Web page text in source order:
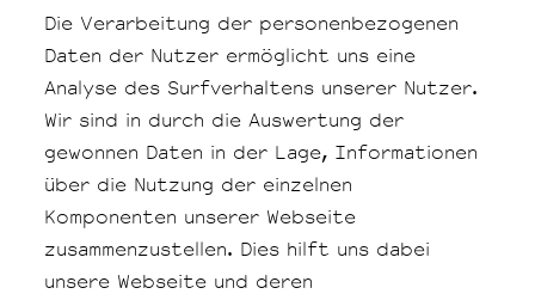
Die Verarbeitung der personenbezogenen
Daten der Nutzer ermöglicht uns eine
Analyse des Surfverhaltens unserer Nutzer.
Wir sind in durch die Auswertung der
gewonnen Daten in der Lage, Informationen
über die Nutzung der einzelnen
Komponenten unserer Webseite
zusammenzustellen. Dies hilft uns dabei
unsere Webseite und deren